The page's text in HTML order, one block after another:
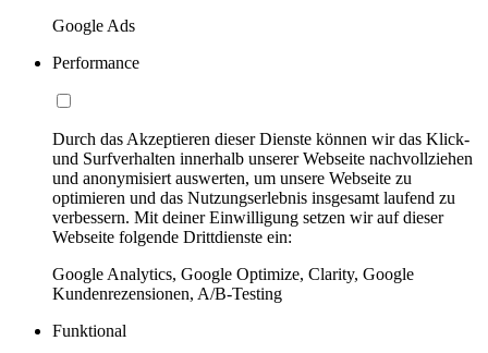
Google Ads
Performance
Durch das Akzeptieren dieser Dienste können wir das Klick-
und Surfverhalten innerhalb unserer Webseite nachvollziehen
und anonymisiert auswerten, um unsere Webseite zu
optimieren und das Nutzungserlebnis insgesamt laufend zu
verbessern. Mit deiner Einwilligung setzen wir auf dieser
Webseite folgende Drittdienste ein:
Google Analytics, Google Optimize, Clarity, Google
Kundenrezensionen, A/B-Testing
Funktional